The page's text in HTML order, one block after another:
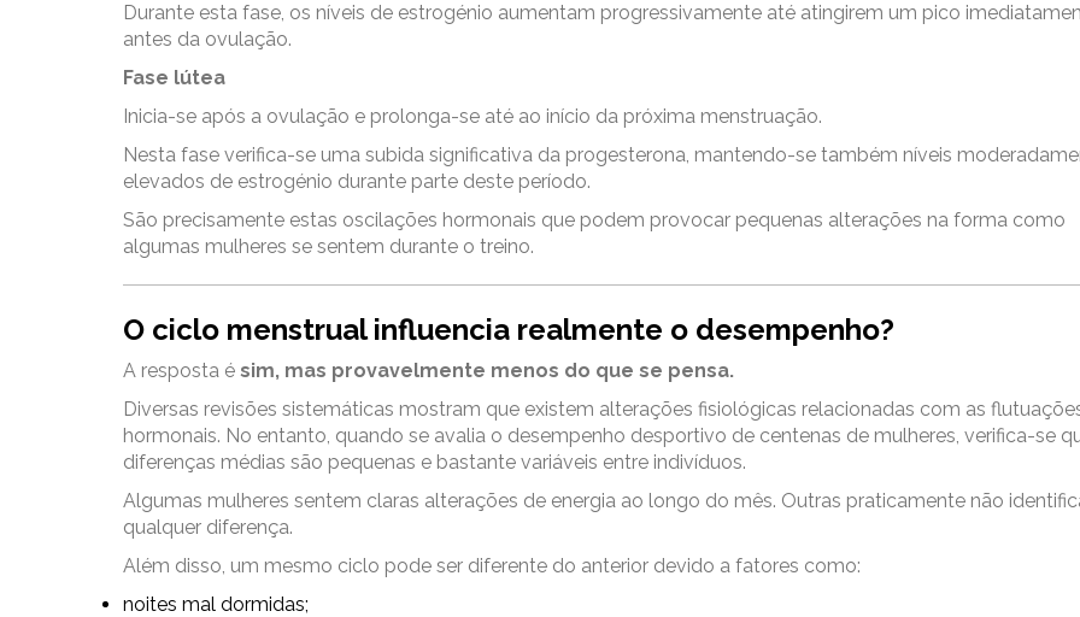
Durante esta fase, os níveis de estrogénio aumentam progressivamente até atingirem um pico
antes da ovulação.
Fase lútea
Inicia-se após a ovulação e prolonga-se até ao início da próxima menstruação.
Nesta fase verifica-se uma subida significativa da progesterona, mantendo-se também níveis
elevados de estrogénio durante parte deste período.
São precisamente estas oscilações hormonais que podem provocar pequenas alterações na forma como
algumas mulheres se sentem durante o treino.
O ciclo menstrual influencia realmente o desempenho?
A resposta é sim, mas provavelmente menos do que se pensa.
Diversas revisões sistemáticas mostram que existem alterações fisiológicas relacionadas com as
hormonais. No entanto, quando se avalia o desempenho desportivo de centenas de mulheres, verifica-se
diferenças médias são pequenas e bastante variáveis entre indivíduos.
Algumas mulheres sentem claras alterações de energia ao longo do mês. Outras praticamente não
qualquer diferença.
Além disso, um mesmo ciclo pode ser diferente do anterior devido a fatores como:
noites mal dormidas;